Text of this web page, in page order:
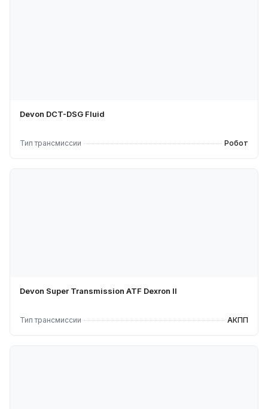
Devon DCT-DSG Fluid
Тип трансмиссии Робот
Devon Super Transmission ATF Dexron II
Тип трансмиссии АКПП